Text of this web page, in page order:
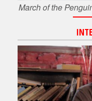
March of the